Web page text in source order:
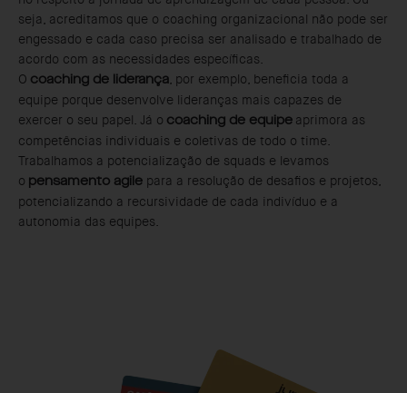
seja, acreditamos que o coaching organizacional não pode ser
engessado e cada caso precisa ser analisado e trabalhado de
acordo com as necessidades específicas.
O coaching de liderança, por exemplo, beneficia toda a
equipe porque desenvolve lideranças mais capazes de
exercer o seu papel. Já o coaching de equipe aprimora as
competências individuais e coletivas de todo o time.
Trabalhamos a potencialização de squads e levamos
o pensamento agile para a resolução de desafios e projetos,
potencializando a recursividade de cada indivíduo e a
autonomia das equipes.